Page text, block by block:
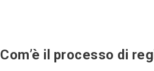
Com’è il processo di